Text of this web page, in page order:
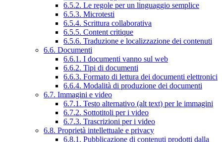
6.5.2. Le regole per un linguaggio semplice
6.5.3. Microtesti
6.5.4. Scrittura collaborativa
6.5.5. Content critique
6.5.6. Traduzione e localizzazione dei contenuti
6.6. Documenti
6.6.1. I documenti vanno sul web
6.6.2. Tipi di documenti
6.6.3. Formato di lettura dei documenti elettronici
6.6.4. Modalità di produzione dei documenti
6.7. Immagini e video
6.7.1. Testo alternativo (alt text) per le immagini
6.7.2. Sottotitoli per i video
6.7.3. Trascrizioni per i video
6.8. Proprietà intellettuale e privacy
6.8.1. Pubblicazione di contenuti prodotti dalla